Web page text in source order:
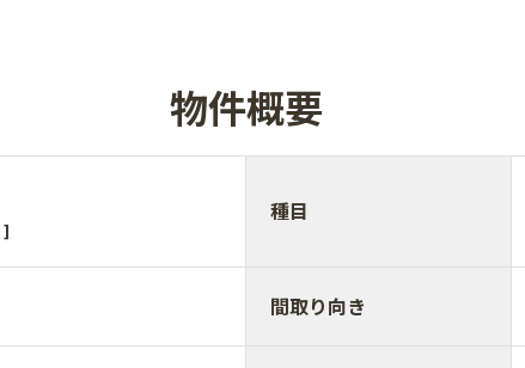
物件概要
種目
間取り向き